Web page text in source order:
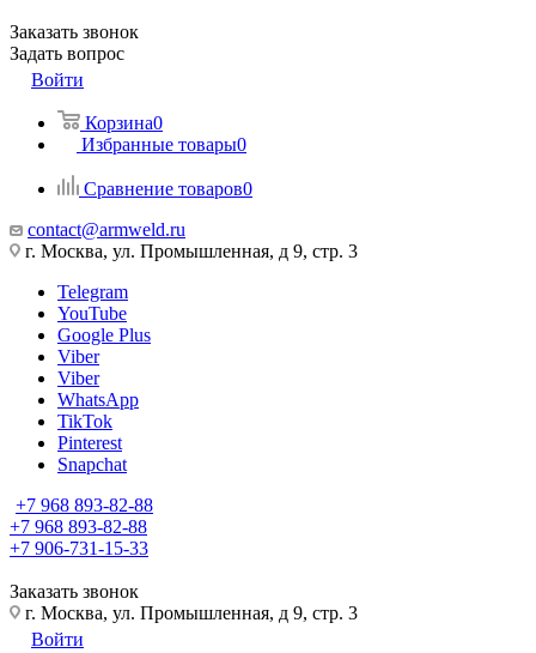
Заказать звонок
Задать вопрос
Войти
Корзина0
Избранные товары0
Сравнение товаров0
contact@armweld.ru
г. Москва, ул. Промышленная, д 9, стр. 3
Telegram
YouTube
Google Plus
Viber
Viber
WhatsApp
TikTok
Pinterest
Snapchat
+7 968 893-82-88
+7 968 893-82-88
+7 906-731-15-33
Заказать звонок
г. Москва, ул. Промышленная, д 9, стр. 3
Войти